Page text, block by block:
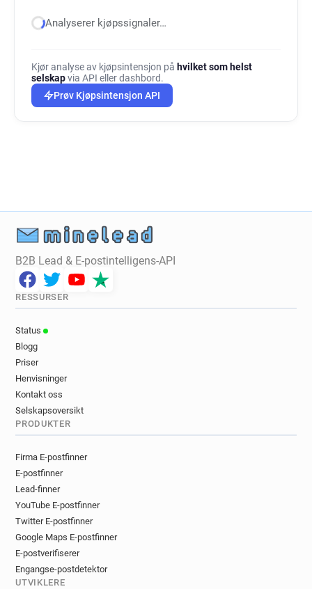
Analyserer kjøpssignaler…
Kjør analyse av kjøpsintensjon på hvilket som helst
selskapvia API eller dashbord.
Prøv Kjøpsintensjon API
B2B Lead & E-postintelligens-API
RESSURSER
Status
Blogg
Priser
Henvisninger
Kontakt oss
Selskapsoversikt
PRODUKTER
Firma E-postfinner
E-postfinner
Lead-finner
YouTube E-postfinner
Twitter E-postfinner
Google Maps E-postfinner
E-postverifiserer
Engangse-postdetektor
UTVIKLERE